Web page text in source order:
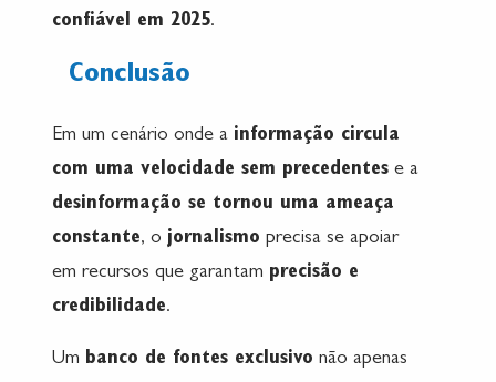
confiável em 2025.
Conclusão
Em um cenário onde a informação circula
com uma velocidade sem precedentes e a
desinformação se tornou uma ameaça
constante, o jornalismo precisa se apoiar
em recursos que garantam precisão e
credibilidade.
Um banco de fontes exclusivo não apenas